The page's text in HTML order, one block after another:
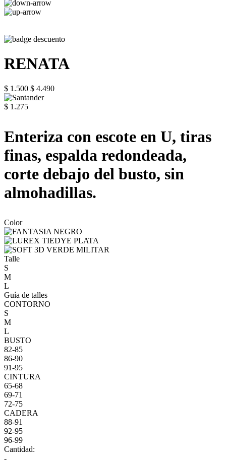
RENATA
$ 1.500 $ 4.490
$ 1.275
Enteriza con escote en U, tiras
finas, espalda redondeada,
corte debajo del busto, sin
almohadillas.
Color
Talle
S
M
L
Guía de talles
CONTORNO
S
M
L
BUSTO
82-85
86-90
91-95
CINTURA
65-68
69-71
72-75
CADERA
88-91
92-95
96-99
Cantidad:
-